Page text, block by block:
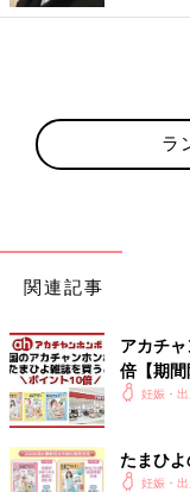
ラ
関連記事
アカチ
倍【期間
妊娠・
たまひ
妊娠・